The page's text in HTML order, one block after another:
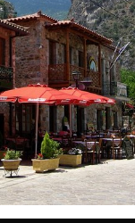
á 18 manns